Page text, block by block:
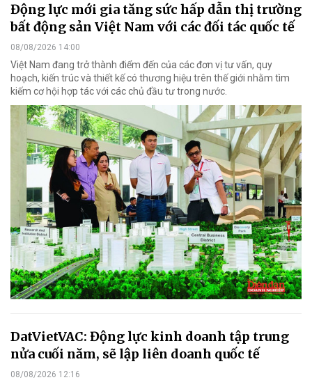
Động lực mới gia tăng sức hấp dẫn thị trường
bất động sản Việt Nam với các đối tác quốc tế
08/08/2026 14:00
Việt Nam đang trở thành điểm đến của các đơn vị tư vấn, quy
hoạch, kiến trúc và thiết kế có thương hiệu trên thế giới nhằm tìm
kiếm cơ hội hợp tác với các chủ đầu tư trong nước.
DatVietVAC: Động lực kinh doanh tập trung
nửa cuối năm, sẽ lập liên doanh quốc tế
08/08/2026 12:16